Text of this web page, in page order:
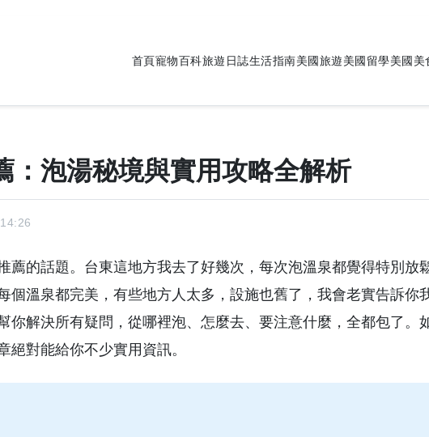
首頁寵物百科旅遊日誌生活指南美國旅遊美國留學美國美
：泡湯秘境與實用攻略全解析
薦的話題。台東這地方我去了好幾次，每次泡溫泉都覺得特別放
個溫泉都完美，有些地方人太多，設施也舊了，我會老實告訴你
你解決所有疑問，從哪裡泡、怎麼去、要注意什麼，全都包了。
對能給你不少實用資訊。